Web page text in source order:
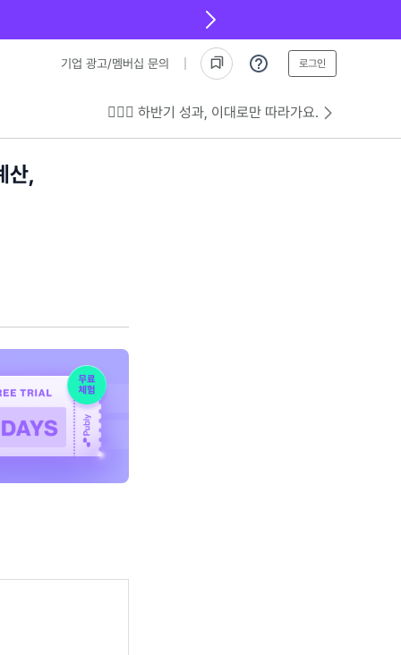
기업 광고/멤버십 문의 로그인
💁🏻‍♂️ 하반기 성과, 이대로만 따라가요.
산,